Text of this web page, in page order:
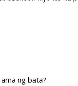
ng bata?